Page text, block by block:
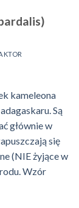
kameleona
Są
głównie w
się
(NIE żyjące w
Wzór